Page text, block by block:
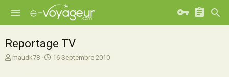
Reportage TV
A
maudk78
D16 Septembre 2010